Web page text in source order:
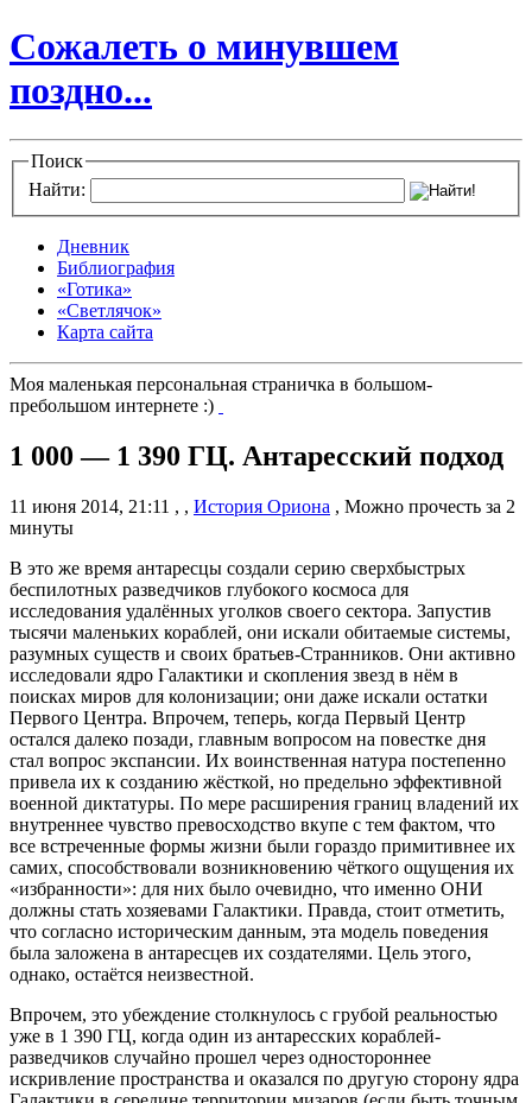
Сожалеть о минувшем
поздно...
Поиск
Найти:
Дневник
Библиография
«Готика»
«Светлячок»
Карта сайта
Моя маленькая персональная страничка в большом-
пребольшом интернете :)
1 000 — 1 390 ГЦ. Антаресский подход
11 июня 2014, 21:11 , , История Ориона , Можно прочесть за 2
минуты
В это же время антаресцы создали серию сверхбыстрых
беспилотных разведчиков глубокого космоса для
исследования удалённых уголков своего сектора. Запустив
тысячи маленьких кораблей, они искали обитаемые системы,
разумных существ и своих братьев-Странников. Они активно
исследовали ядро Галактики и скопления звезд в нём в
поисках миров для колонизации; они даже искали остатки
Первого Центра. Впрочем, теперь, когда Первый Центр
остался далеко позади, главным вопросом на повестке дня
стал вопрос экспансии. Их воинственная натура постепенно
привела их к созданию жёсткой, но предельно эффективной
военной диктатуры. По мере расширения границ владений их
внутреннее чувство превосходство вкупе с тем фактом, что
все встреченные формы жизни были гораздо примитивнее их
самих, способствовали возникновению чёткого ощущения их
«избранности»: для них было очевидно, что именно ОНИ
должны стать хозяевами Галактики. Правда, стоит отметить,
что согласно историческим данным, эта модель поведения
была заложена в антаресцев их создателями. Цель этого,
однако, остаётся неизвестной.
Впрочем, это убеждение столкнулось с грубой реальностью
уже в 1 390 ГЦ, когда один из антаресских кораблей-
разведчиков случайно прошел через одностороннее
искривление пространства и оказался по другую сторону ядра